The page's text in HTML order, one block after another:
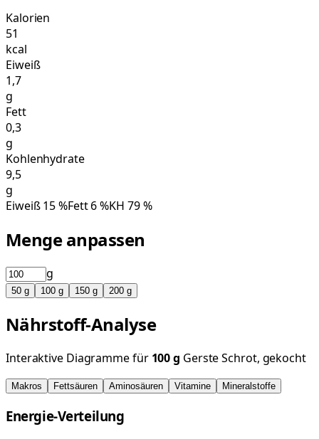
Kalorien
51
kcal
Eiweiß
1,7
g
Fett
0,3
g
Kohlenhydrate
9,5
g
Eiweiß15%Fett6%KH 79%
Menge anpassen
g
50 g 100 g 150 g 200 g
Nährstoff-Analyse
Interaktive Diagramme für 100g Gerste Schrot, gekocht
Makros Fettsäuren Aminosäuren Vitamine Mineralstoffe
Energie-Verteilung